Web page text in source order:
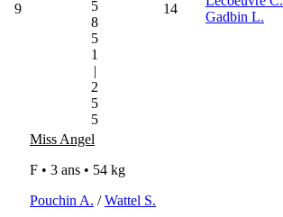
9
5
8
5
1
|
2
5
5
14
Gadbin L.
Miss Angel
F • 3 ans • 54 kg
Pouchin A. /Wattel S.